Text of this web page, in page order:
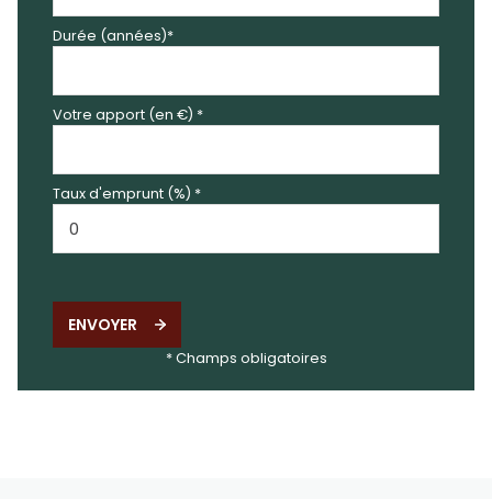
Durée (années)*
Votre apport (en €) *
Taux d'emprunt (%) *
ENVOYER
* Champs obligatoires